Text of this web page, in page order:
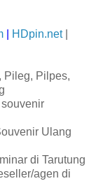
HDpin.net|
Pileg, Pilpes,
Ulang
di Tarutung
agen di